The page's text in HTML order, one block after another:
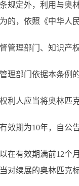
规定外，利用与奥
的，依照《中华人
管理部门、知识产
理部门依据本条例
利人应当将奥林匹
效期为10年，自公
在有效期满前12个
对续展的奥林匹克